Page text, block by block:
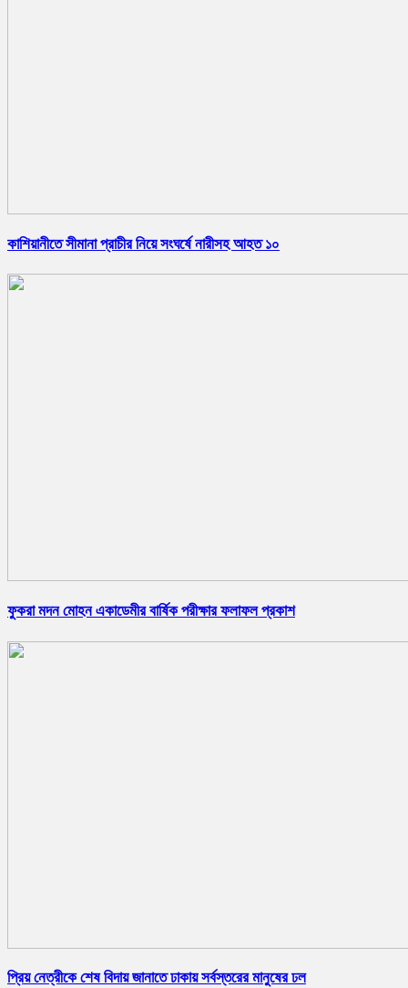
কাশিয়ানীতে সীমানা প্রাচীর নিয়ে সংঘর্ষে নারীসহ আহত ১০
ফুকরা মদন মোহন একাডেমীর বার্ষিক পরীক্ষার ফলাফল প্রকাশ
প্রিয় নেত্রীকে শেষ বিদায় জানাতে ঢাকায় সর্বস্তরের মানুষের ঢল